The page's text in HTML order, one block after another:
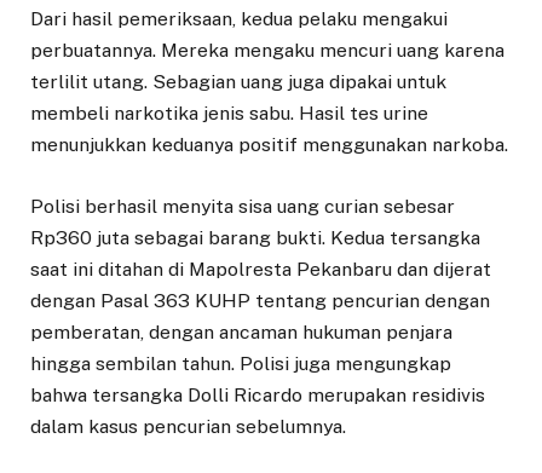
Dari hasil pemeriksaan, kedua pelaku mengakui
perbuatannya. Mereka mengaku mencuri uang karena
terlilit utang. Sebagian uang juga dipakai untuk
membeli narkotika jenis sabu. Hasil tes urine
menunjukkan keduanya positif menggunakan narkoba.
Polisi berhasil menyita sisa uang curian sebesar
Rp360 juta sebagai barang bukti. Kedua tersangka
saat ini ditahan di Mapolresta Pekanbaru dan dijerat
dengan Pasal 363 KUHP tentang pencurian dengan
pemberatan, dengan ancaman hukuman penjara
hingga sembilan tahun. Polisi juga mengungkap
bahwa tersangka Dolli Ricardo merupakan residivis
dalam kasus pencurian sebelumnya.